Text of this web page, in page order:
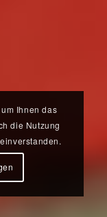
Ihnen das
die Nutzung